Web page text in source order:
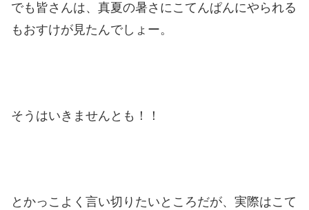
でも皆さんは、真夏の暑さにこてんぱんにやられる
もおすけが見たんでしょー。
そうはいきませんとも！！
とかっこよく言い切りたいところだが、実際はこて